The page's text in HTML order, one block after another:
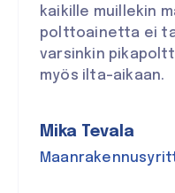
kaikille muillekin
polttoainetta ei
varsinkin
myös ilta-aikaan.
Mika Tevala